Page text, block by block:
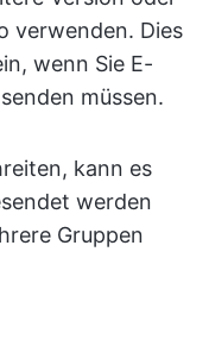
verwenden. Dies
wenn Sie E-
müssen.
kann es
werden
Gruppen